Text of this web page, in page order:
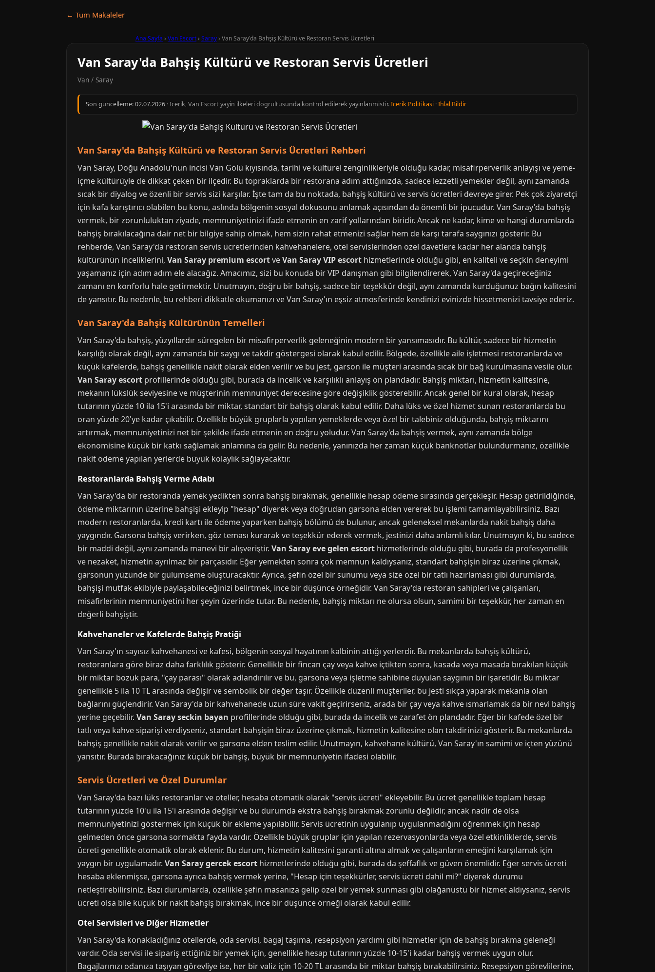
← Tum Makaleler
Ana Sayfa › Van Escort› Saray› Van Saray'da Bahşiş Kültürü ve Restoran Servis Ücretleri
Van Saray'da Bahşiş Kültürü ve Restoran Servis Ücretleri
Van / Saray
Son guncelleme:02.07.2026 · Icerik, Van Escort yayin ilkeleri dogrultusunda kontrol edilerek yayinlanmistir.Icerik Politikasi ·Ihlal Bildir
Van Saray'da Bahşiş Kültürü ve Restoran Servis Ücretleri Rehberi
Van Saray, Doğu Anadolu'nun incisi Van Gölü kıyısında, tarihi ve kültürel zenginlikleriyle olduğu kadar, misafirperverlik anlayışı ve yeme-
içme kültürüyle de dikkat çeken bir ilçedir. Bu topraklarda bir restorana adım attığınızda, sadece lezzetli yemekler değil, aynı zamanda
sıcak bir diyalog ve özenli bir servis sizi karşılar. İşte tam da bu noktada, bahşiş kültürü ve servis ücretleri devreye girer. Pek çok ziyaretçi
için kafa karıştırıcı olabilen bu konu, aslında bölgenin sosyal dokusunu anlamak açısından da önemli bir ipucudur. Van Saray'da bahşiş
vermek, bir zorunluluktan ziyade, memnuniyetinizi ifade etmenin en zarif yollarından biridir. Ancak ne kadar, kime ve hangi durumlarda
bahşiş bırakılacağına dair net bir bilgiye sahip olmak, hem sizin rahat etmenizi sağlar hem de karşı tarafa saygınızı gösterir. Bu
rehberde, Van Saray'da restoran servis ücretlerinden kahvehanelere, otel servislerinden özel davetlere kadar her alanda bahşiş
kültürünün inceliklerini, Van Saray premium escortveVan Saray VIP escort hizmetlerinde olduğu gibi, en kaliteli ve seçkin deneyimi
yaşamanız için adım adım ele alacağız. Amacımız, sizi bu konuda bir VIP danışman gibi bilgilendirerek, Van Saray'da geçireceğiniz
zamanı en konforlu hale getirmektir. Unutmayın, doğru bir bahşiş, sadece bir teşekkür değil, aynı zamanda kurduğunuz bağın kalitesini
de yansıtır. Bu nedenle, bu rehberi dikkatle okumanızı ve Van Saray'ın eşsiz atmosferinde kendinizi evinizde hissetmenizi tavsiye ederiz.
Van Saray'da Bahşiş Kültürünün Temelleri
Van Saray'da bahşiş, yüzyıllardır süregelen bir misafirperverlik geleneğinin modern bir yansımasıdır. Bu kültür, sadece bir hizmetin
karşılığı olarak değil, aynı zamanda bir saygı ve takdir göstergesi olarak kabul edilir. Bölgede, özellikle aile işletmesi restoranlarda ve
küçük kafelerde, bahşiş genellikle nakit olarak elden verilir ve bu jest, garson ile müşteri arasında sıcak bir bağ kurulmasına vesile olur.
Van Saray escort profillerinde olduğu gibi, burada da incelik ve karşılıklı anlayış ön plandadır. Bahşiş miktarı, hizmetin kalitesine,
mekanın lükslük seviyesine ve müşterinin memnuniyet derecesine göre değişiklik gösterebilir. Ancak genel bir kural olarak, hesap
tutarının yüzde 10 ila 15'i arasında bir miktar, standart bir bahşiş olarak kabul edilir. Daha lüks ve özel hizmet sunan restoranlarda bu
oran yüzde 20'ye kadar çıkabilir. Özellikle büyük gruplarla yapılan yemeklerde veya özel bir talebiniz olduğunda, bahşiş miktarını
artırmak, memnuniyetinizi net bir şekilde ifade etmenin en doğru yoludur. Van Saray'da bahşiş vermek, aynı zamanda bölge
ekonomisine küçük bir katkı sağlamak anlamına da gelir. Bu nedenle, yanınızda her zaman küçük banknotlar bulundurmanız, özellikle
nakit ödeme yapılan yerlerde büyük kolaylık sağlayacaktır.
Restoranlarda Bahşiş Verme Adabı
Van Saray'da bir restoranda yemek yedikten sonra bahşiş bırakmak, genellikle hesap ödeme sırasında gerçekleşir. Hesap getirildiğinde,
ödeme miktarının üzerine bahşişi ekleyip "hesap" diyerek veya doğrudan garsona elden vererek bu işlemi tamamlayabilirsiniz. Bazı
modern restoranlarda, kredi kartı ile ödeme yaparken bahşiş bölümü de bulunur, ancak geleneksel mekanlarda nakit bahşiş daha
yaygındır. Garsona bahşiş verirken, göz teması kurarak ve teşekkür ederek vermek, jestinizi daha anlamlı kılar. Unutmayın ki, bu sadece
bir maddi değil, aynı zamanda manevi bir alışveriştir. Van Saray eve gelen escort hizmetlerinde olduğu gibi, burada da profesyonellik
ve nezaket, hizmetin ayrılmaz bir parçasıdır. Eğer yemekten sonra çok memnun kaldıysanız, standart bahşişin biraz üzerine çıkmak,
garsonun yüzünde bir gülümseme oluşturacaktır. Ayrıca, şefin özel bir sunumu veya size özel bir tatlı hazırlaması gibi durumlarda,
bahşişi mutfak ekibiyle paylaşabileceğinizi belirtmek, ince bir düşünce örneğidir. Van Saray'da restoran sahipleri ve çalışanları,
misafirlerinin memnuniyetini her şeyin üzerinde tutar. Bu nedenle, bahşiş miktarı ne olursa olsun, samimi bir teşekkür, her zaman en
değerli bahşiştir.
Kahvehaneler ve Kafelerde Bahşiş Pratiği
Van Saray'ın sayısız kahvehanesi ve kafesi, bölgenin sosyal hayatının kalbinin attığı yerlerdir. Bu mekanlarda bahşiş kültürü,
restoranlara göre biraz daha farklılık gösterir. Genellikle bir fincan çay veya kahve içtikten sonra, kasada veya masada bırakılan küçük
bir miktar bozuk para, "çay parası" olarak adlandırılır ve bu, garsona veya işletme sahibine duyulan saygının bir işaretidir. Bu miktar
genellikle 5 ila 10 TL arasında değişir ve sembolik bir değer taşır. Özellikle düzenli müşteriler, bu jesti sıkça yaparak mekanla olan
bağlarını güçlendirir. Van Saray'da bir kahvehanede uzun süre vakit geçirirseniz, arada bir çay veya kahve ısmarlamak da bir nevi bahşiş
yerine geçebilir. Van Saray seckin bayan profillerinde olduğu gibi, burada da incelik ve zarafet ön plandadır. Eğer bir kafede özel bir
tatlı veya kahve siparişi verdiyseniz, standart bahşişin biraz üzerine çıkmak, hizmetin kalitesine olan takdirinizi gösterir. Bu mekanlarda
bahşiş genellikle nakit olarak verilir ve garsona elden teslim edilir. Unutmayın, kahvehane kültürü, Van Saray'ın samimi ve içten yüzünü
yansıtır. Burada bırakacağınız küçük bir bahşiş, büyük bir memnuniyetin ifadesi olabilir.
Servis Ücretleri ve Özel Durumlar
Van Saray'da bazı lüks restoranlar ve oteller, hesaba otomatik olarak "servis ücreti" ekleyebilir. Bu ücret genellikle toplam hesap
tutarının yüzde 10'u ila 15'i arasında değişir ve bu durumda ekstra bahşiş bırakmak zorunlu değildir, ancak nadir de olsa
memnuniyetinizi göstermek için küçük bir ekleme yapılabilir. Servis ücretinin uygulanıp uygulanmadığını öğrenmek için hesap
gelmeden önce garsona sormakta fayda vardır. Özellikle büyük gruplar için yapılan rezervasyonlarda veya özel etkinliklerde, servis
ücreti genellikle otomatik olarak eklenir. Bu durum, hizmetin kalitesini garanti altına almak ve çalışanların emeğini karşılamak için
yaygın bir uygulamadır. Van Saray gercek escort hizmetlerinde olduğu gibi, burada da şeffaflık ve güven önemlidir. Eğer servis ücreti
hesaba eklenmişse, garsona ayrıca bahşiş vermek yerine, "Hesap için teşekkürler, servis ücreti dahil mi?" diyerek durumu
netleştirebilirsiniz. Bazı durumlarda, özellikle şefin masanıza gelip özel bir yemek sunması gibi olağanüstü bir hizmet aldıysanız, servis
ücreti olsa bile küçük bir nakit bahşiş bırakmak, ince bir düşünce örneği olarak kabul edilir.
Otel Servisleri ve Diğer Hizmetler
Van Saray'da konakladığınız otellerde, oda servisi, bagaj taşıma, resepsiyon yardımı gibi hizmetler için de bahşiş bırakma geleneği
vardır. Oda servisi ile sipariş ettiğiniz bir yemek için, genellikle hesap tutarının yüzde 10-15'i kadar bahşiş vermek uygun olur.
Bagajlarınızı odanıza taşıyan görevliye ise, her bir valiz için 10-20 TL arasında bir miktar bahşiş bırakabilirsiniz. Resepsiyon görevlilerine,